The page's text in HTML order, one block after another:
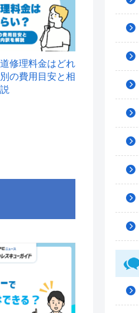
修理料金はどれ
の費用目安と相